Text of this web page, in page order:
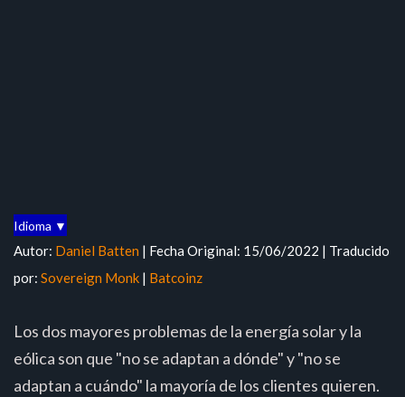
Idioma ▼
Autor: Daniel Batten | Fecha Original: 15/06/2022 | Traducido
por: Sovereign Monk | Batcoinz
Los dos mayores problemas de la energía solar y la
eólica son que "no se adaptan a dónde" y "no se
adaptan a cuándo" la mayoría de los clientes quieren.